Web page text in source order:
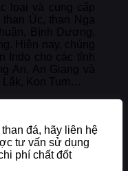
loại và cung cấp
Úc, than Nga
Bình Dương,
Hiện nay, chúng
Indo cho các tỉnh
An, An Giang và
Kon Tum…
đá, hãy liên hệ
tư vấn sử dụng
phí chất đốt